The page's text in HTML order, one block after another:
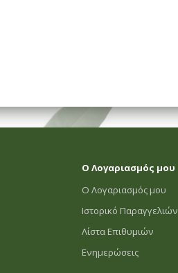
Ο Λογαριασμός μου
Ο Λογαριασμός μου
Ιστορικό Παραγγελιών
Λίστα Επιθυμιών
Ενημερώσεις